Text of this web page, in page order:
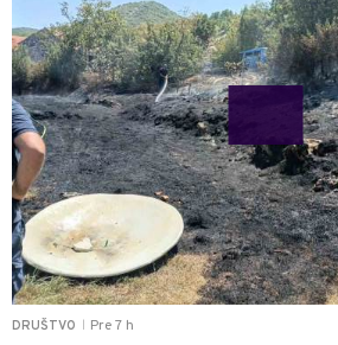
DRUŠTVO Pre 7 h